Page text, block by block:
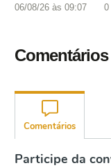
06/08/26 às 09:07 0
Comentários